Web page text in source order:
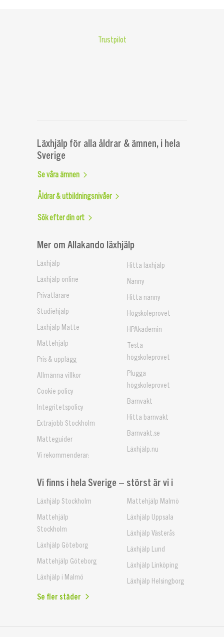
Trustpilot
Mer om Allakando läxhjälp
Läxhjälp
Läxhjälp online
Privatlärare
Studiehjälp
Läxhjälp Matte
Mattehjälp
Pris & upplägg
Allmänna villkor
Cookie policy
Integritetspolicy
Extrajobb Stockholm
Matteguider
Vi rekommenderar:
Hitta läxhjälp
Nanny
Hitta nanny
Högskoleprovet
HPAkademin
Testa
högskoleprovet
Plugga
högskoleprovet
Barnvakt
Hitta barnvakt
Barnvakt.se
Läxhjälp.nu
Vi finns i hela Sverige – störst är vi i
Läxhjälp Stockholm
Mattehjälp
Stockholm
Läxhjälp Göteborg
Mattehjälp Göteborg
Läxhjälp i Malmö
Mattehjälp Malmö
Läxhjälp Uppsala
Läxhjälp Västerås
Läxhjälp Lund
Läxhjälp Linköping
Läxhjälp Helsingborg
Se fler städer
Läxhjälp för alla åldrar & ämnen, i hela
Sverige
Se våra ämnen
Åldrar & utbildningsnivåer
Sök efter din ort